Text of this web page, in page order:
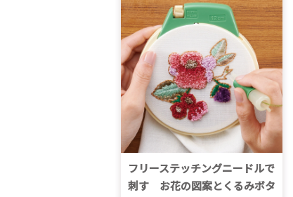
フリーステッチングニードルで
刺す お花の図案とくるみボタ